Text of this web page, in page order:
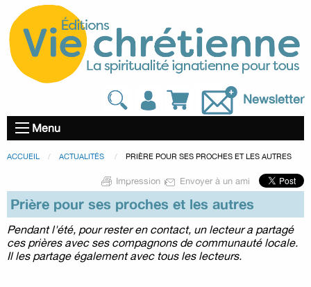
Newsletter
Menu
ACCUEIL ACTUALITÉS PRIÈRE POUR SES PROCHES ET LES AUTRES
Impression Envoyer à un ami
Prière pour ses proches et les autres
Pendant l'été, pour rester en contact, un lecteur a partagé
ces prières avec ses compagnons de communauté locale.
Il les partage également avec tous les lecteurs.